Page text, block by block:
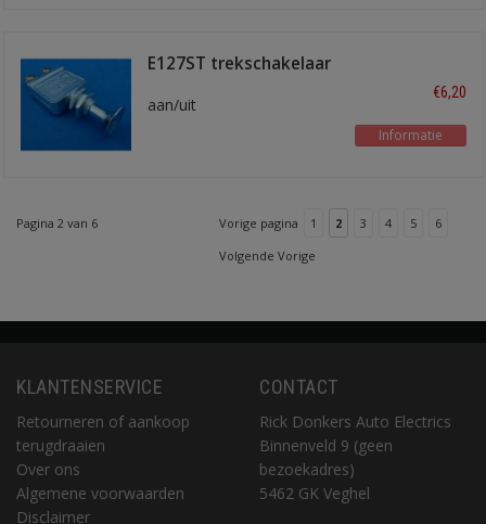
E127ST trekschakelaar
aan/uit
€6,20
Informatie
Pagina 2 van 6 Vorige pagina 1 2 3 4 5
6
Volgende Vorige
KLANTENSERVICE
Retourneren of aankoop
terugdraaien
Over ons
Algemene voorwaarden
Disclaimer
CONTACT
Rick Donkers Auto Electrics
Binnenveld 9 (geen
bezoekadres)
5462 GK Veghel